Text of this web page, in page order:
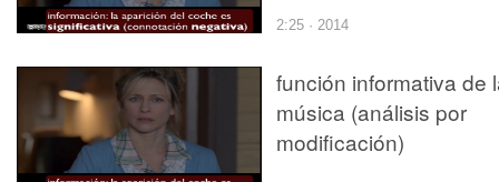
2:25 · 2014
función informativa de
música (análisis por
modificación)